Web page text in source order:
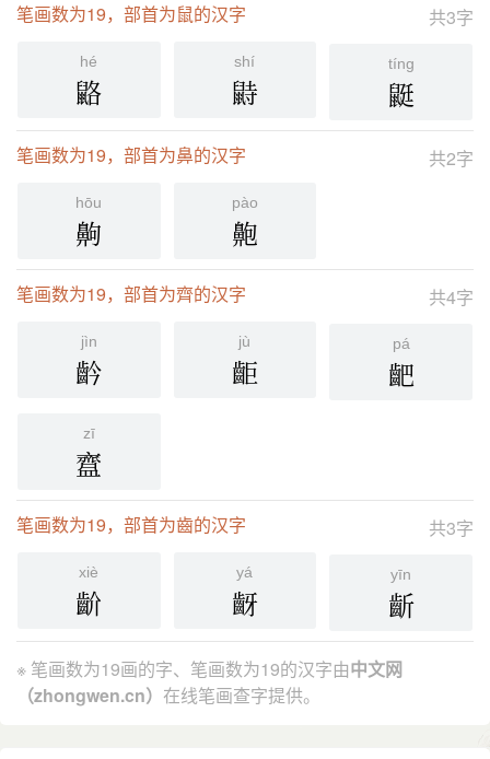
共3字
笔画数为19，部首为鼠的汉字
hé
䶅
shí
鼭
tíng
鼮
共2字
笔画数为19，部首为鼻的汉字
hōu
齁
pào
䶌
共4字
笔画数为19，部首为齊的汉字
jìn
䶖
jù
䶙
pá
䶕
zī
齍
共3字
笔画数为19，部首为齒的汉字
xiè
齘
yá
齖
yīn
齗
※ 笔画数为19画的字、笔画数为19的汉字由中文网
（zhongwen.cn） 在线笔画查字提供。